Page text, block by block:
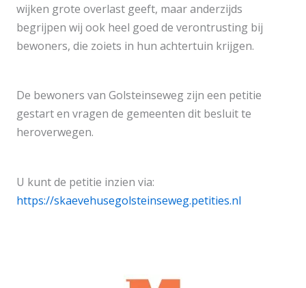
wijken grote overlast geeft, maar anderzijds
begrijpen wij ook heel goed de verontrusting bij
bewoners, die zoiets in hun achtertuin krijgen.
De bewoners van Golsteinseweg zijn een petitie
gestart en vragen de gemeenten dit besluit te
heroverwegen.
U kunt de petitie inzien via:
https://skaevehusegolsteinseweg.petities.nl